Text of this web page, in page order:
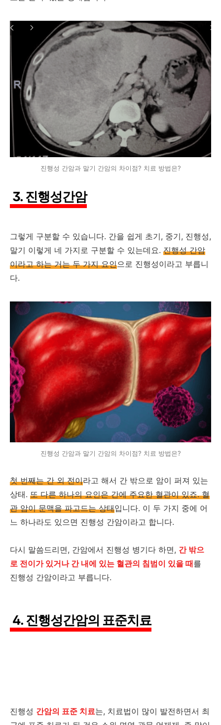
진행성 간암과 말기 간암의 차이점? 치료 방법은?
3. 진행성간암
그렇게 구분할 수 있습니다. 간을 쉽게 초기, 중기, 진행성,
말기 이렇게 네 가지로 구분할 수 있는데요. 진행성 간암
이라고 하는 거는 두 가지 요인으로 진행성이라고 부릅니
다.
진행성 간암과 말기 간암의 차이점? 치료 방법은?
첫 번째는 간 외 전이라고 해서 간 밖으로 암이 퍼져 있는
상태. 또 다른 하나의 요인은 간에 주요한 혈관이 있죠. 혈
관 암이 문맥을 파고드는 상태입니다. 이 두 가지 중에 어
느 하나라도 있으면 진행성 간암이라고 합니다.
다시 말씀드리면, 간암에서 진행성 병기다 하면, 간 밖으
로 전이가 있거나 간 내에 있는 혈관의 침범이 있을 때를
진행성 간암이라고 부릅니다.
4. 진행성간암의 표준치료
진행성 간암의 표준 치료는, 치료법이 많이 발전하면서 최